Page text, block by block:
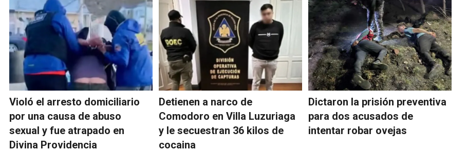
Violó el arresto domiciliario
por una causa de abuso
sexual y fue atrapado en
Divina Providencia
Detienen a narco de
Comodoro en Villa Luzuriaga
y le secuestran 36 kilos de
cocaina
Dictaron la prisión preventiva
para dos acusados de
intentar robar ovejas